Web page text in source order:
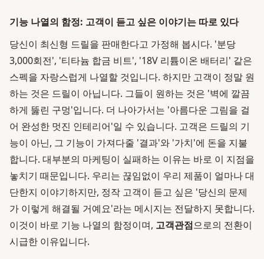
기능 나열의 함정: 고객이 듣고 싶은 이야기는 따로 있다
당신이 최신형 드릴을 판매한다고 가정해 봅시다. '분당
3,000회전', '티타늄 합금 비트', '18V 리튬이온 배터리' 같은
스펙을 자랑스럽게 나열할 것입니다. 하지만 고객이 정말 원
하는 것은 드릴이 아닙니다. 그들이 원하는 것은 '벽에 깔끔
하게 뚫린 구멍'입니다. 더 나아가서는 '아름다운 그림을 걸
어 완성한 멋진 인테리어'일 수 있습니다. 고객은 드릴의 기
능이 아닌, 그 기능이 가져다줄 '결과'와 '가치'에 돈을 지불
합니다. 대부분의 마케팅이 실패하는 이유는 바로 이 지점을
놓치기 때문입니다. 우리는 끊임없이 우리 제품이 얼마나 대
단한지 이야기하지만, 정작 고객이 듣고 싶은 '당신의 문제
가 이렇게 해결될 거예요'라는 메시지는 전달하지 못합니다.
이것이 바로 기능 나열의 함정이며, 고객관점으로의 전환이
시급한 이유입니다.